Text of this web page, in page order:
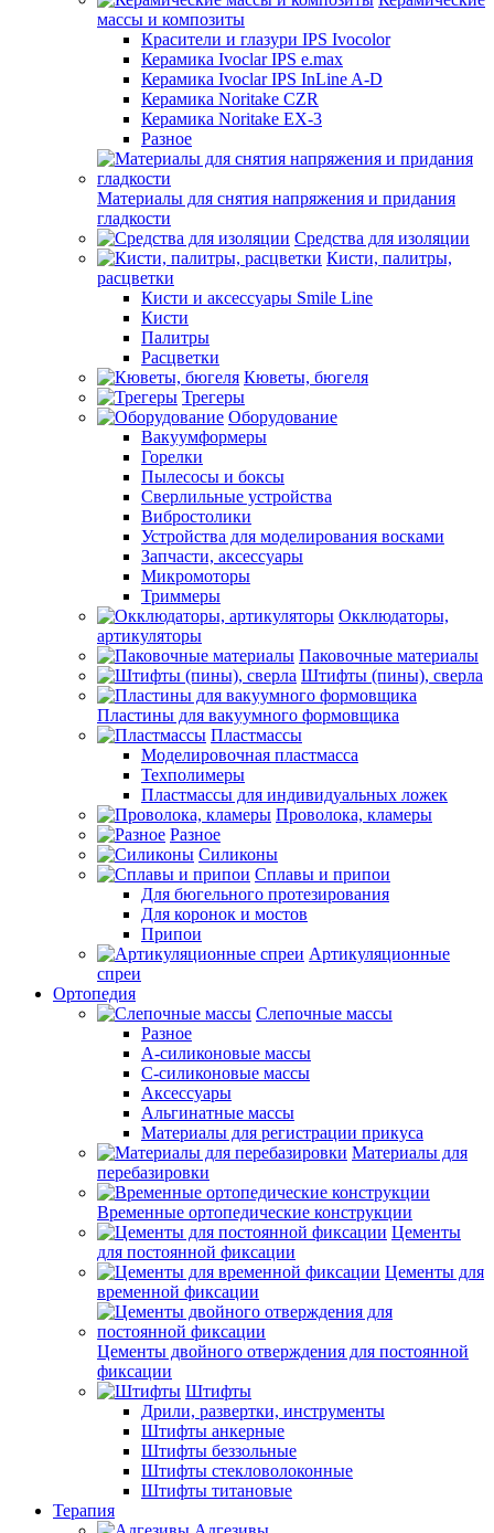
массы и композиты
Красители и глазури IPS Ivocolor
Керамика Ivoclar IPS e.max
Керамика Ivoclar IPS InLine A-D
Керамика Noritake CZR
Керамика Noritake EX-3
Разное
Материалы для снятия напряжения и придания
гладкости
Средства для изоляции
Кисти, палитры,
расцветки
Кисти и аксессуары Smile Line
Кисти
Палитры
Расцветки
Кюветы, бюгеля
Трегеры
Оборудование
Вакуумформеры
Горелки
Пылесосы и боксы
Сверлильные устройства
Вибростолики
Устройства для моделирования восками
Запчасти, аксессуары
Микромоторы
Триммеры
Окклюдаторы,
артикуляторы
Паковочные материалы
Штифты (пины), сверла
Пластины для вакуумного формовщика
Пластмассы
Моделировочная пластмасса
Техполимеры
Пластмассы для индивидуальных ложек
Проволока, кламеры
Разное
Силиконы
Сплавы и припои
Для бюгельного протезирования
Для коронок и мостов
Припои
Артикуляционные
спреи
Ортопедия
Слепочные массы
Разное
А-силиконовые массы
С-силиконовые массы
Аксессуары
Альгинатные массы
Материалы для регистрации прикуса
Материалы для
перебазировки
Временные ортопедические конструкции
Цементы
для постоянной фиксации
Цементы для
временной фиксации
Цементы двойного отверждения для постоянной
фиксации
Штифты
Дрили, развертки, инструменты
Штифты анкерные
Штифты беззольные
Штифты стекловолоконные
Штифты титановые
Терапия